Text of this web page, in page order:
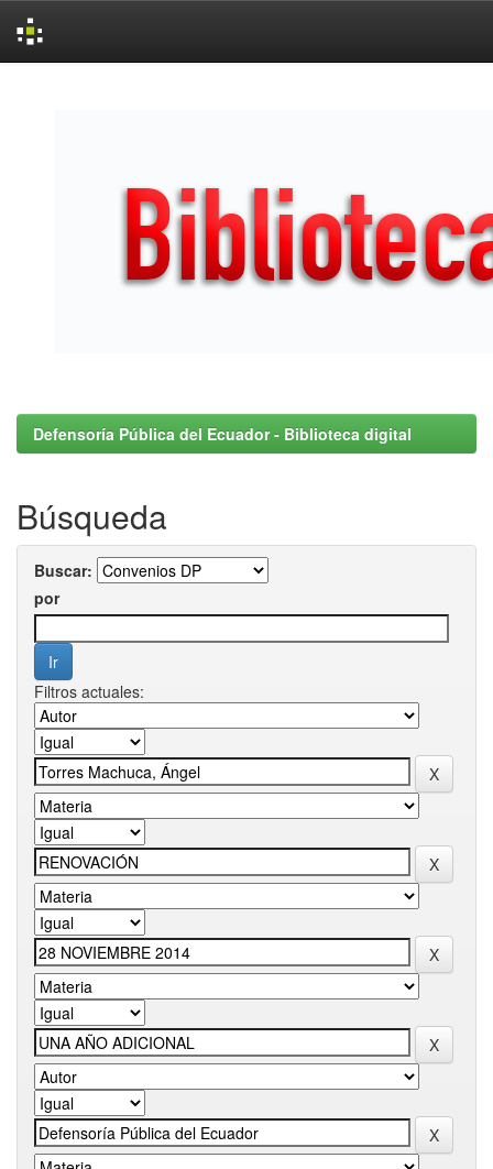
Defensoría Pública del Ecuador - Biblioteca digital
Búsqueda
Buscar:
por
Filtros actuales: